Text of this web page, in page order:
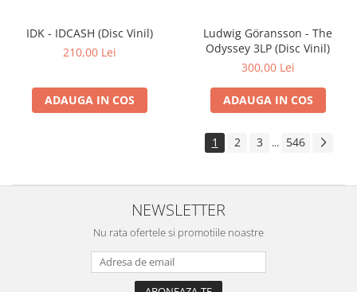
IDK - IDCASH (Disc Vinil)
210,00 Lei
ADAUGA IN COS
Ludwig Göransson - The
Odyssey 3LP (Disc Vinil)
300,00 Lei
ADAUGA IN COS
1 2 3 ... 546
NEWSLETTER
Nu rata ofertele si promotiile noastre